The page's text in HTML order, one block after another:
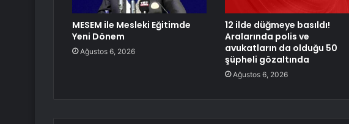
MESEM ile Mesleki Eğitimde
Yeni Dönem
Ağustos 6, 2026
12 ilde düğmeye basıldı!
Aralarında polis ve
avukatların da olduğu 50
şüpheli gözaltında
Ağustos 6, 2026